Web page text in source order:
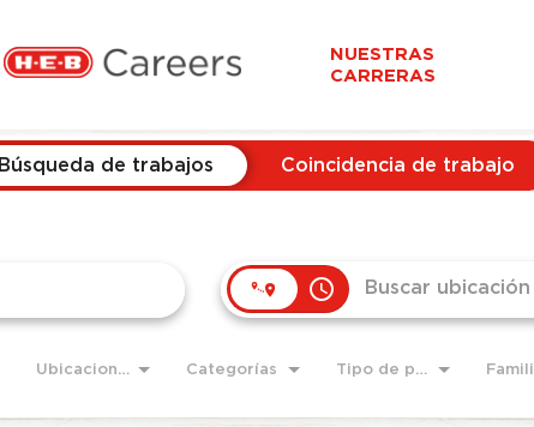
NUESTRAS
CARRERAS
Búsqueda de trabajos Coincidencia de trabajo
access_time
Ubicaciones Categorías Tipo de puesto